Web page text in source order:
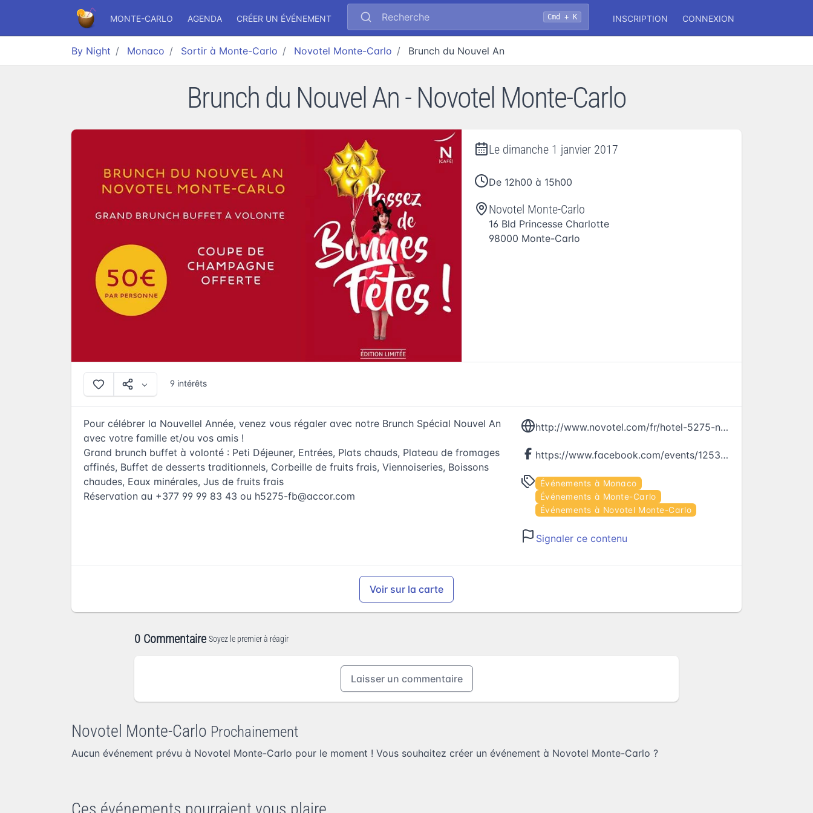
MONTE-CARLO AGENDA CRÉER UN ÉVÉNEMENT Recherche Cmd + K INSCRIPTION CONNEXION
By Night Monaco Sortir à Monte-Carlo Novotel Monte-Carlo Brunch du Nouvel An
Brunch du Nouvel An - Novotel Monte-Carlo
Le dimanche 1 janvier 2017
De 12h00 à 15h00
Novotel Monte-Carlo
16 Bld Princesse Charlotte
98000 Monte-Carlo
9 intérêts
Pour célébrer la Nouvellel Année, venez vous régaler avec notre Brunch Spécial Nouvel An
avec votre famille et/ou vos amis !
Grand brunch buffet à volonté : Peti Déjeuner, Entrées, Plats chauds, Plateau de fromages
affinés, Buffet de desserts traditionnels, Corbeille de fruits frais, Viennoiseries, Boissons
chaudes, Eaux minérales, Jus de fruits frais
Réservation au +377 99 99 83 43 ou h5275-fb@accor.com
http://www.novotel.com/fr/hotel-5275-novotel-monte-carlo/index.shtml
https://www.facebook.com/events/1253593464683452
Événements à Monaco
Événements à Monte-Carlo
Événements à Novotel Monte-Carlo
Signaler ce contenu
Voir sur la carte
0 Commentaire Soyez le premier à réagir
Laisser un commentaire
Novotel Monte-Carlo Prochainement
Aucun événement prévu à Novotel Monte-Carlo pour le moment ! Vous souhaitez créer un événement à Novotel Monte-Carlo ?
Ces événements pourraient vous plaire